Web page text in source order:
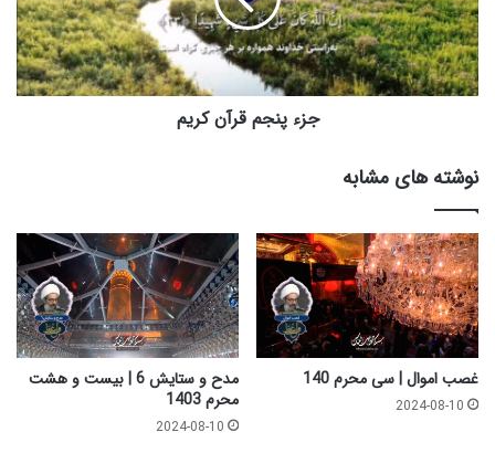
م
م
ح
ر
0
3
ج
م
ق
ر
ک
ر
ی
م
جزء پنجم قرآن کریم
نوشته های مشابه
غصب اموال | سی محرم 140
2024-08-10
مدح و ستايش 6 | بیست و هشت
محرم 1403
2024-08-10